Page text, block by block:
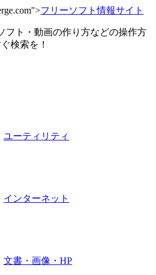
フリーソフト情報サイト
フト・動画の作り方などの操作方
検索を！
ユーティリティ
インターネット
文書・画像・HP